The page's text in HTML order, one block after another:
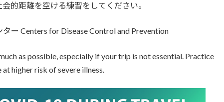
的距離を空ける練習をしてください。
ー Centers for Disease Control and Prevention
as possible, especially if your trip is not essential. Practice
higher risk of severe illness.